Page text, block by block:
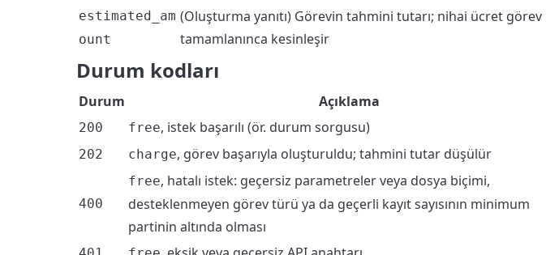
estimated_am
ount
(Oluşturma yanıtı) Görevin tahmini tutarı; nihai ücret görev
tamamlanınca kesinleşir
Durum kodları
Durum Açıklama
200 free, istek başarılı (ör. durum sorgusu)
202 charge, görev başarıyla oluşturuldu; tahmini tutar düşülür
400
free, hatalı istek: geçersiz parametreler veya dosya biçimi,
desteklenmeyen görev türü ya da geçerli kayıt sayısının minimum
partinin altında olması